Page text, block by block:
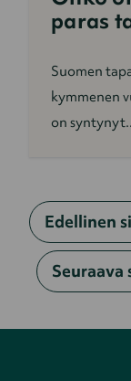
paras
Suomen
kymmenen
on
Edellinen
Seuraava